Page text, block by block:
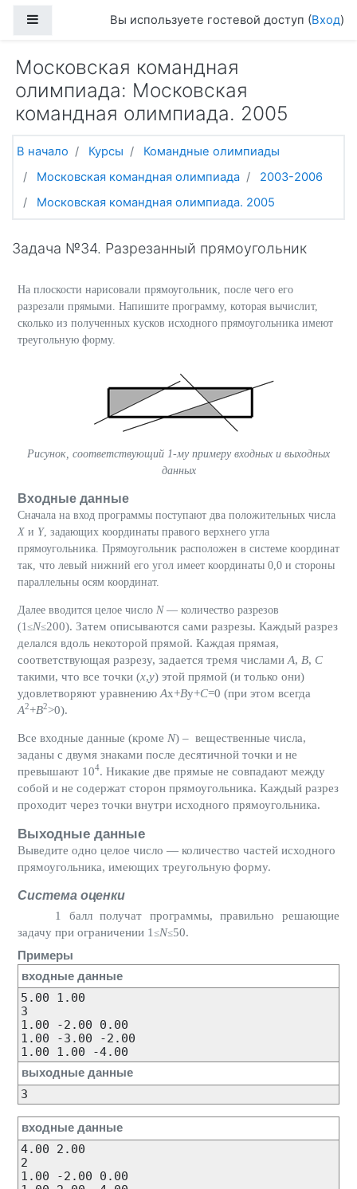
Боковая панельВы используете гостевой доступ (Вход)
Московская командная
олимпиада: Московская
командная олимпиада. 2005
В начало Курсы
Командные олимпиады
Московская командная олимпиада
2003-2006
Московская командная олимпиада. 2005
Задача №34. Разрезанный прямоугольник
На плоскости нарисовали прямоугольник, после чего его
разрезали прямыми. Напишите программу, которая вычислит,
сколько из полученных кусков исходного прямоугольника имеют
треугольную форму.
Рисунок, соответствующий 1-му примеру входных и выходных
данных
Входные данные
Сначала на вход программы поступают два положительных числа
X и Y, задающих координаты правого верхнего угла
прямоугольника. Прямоугольник расположен в системе координат
так, что левый нижний его угол имеет координаты 0,0 и стороны
параллельны осям координат.
Далее вводится целое число N— количество разрезов
(1 ≤N≤200). Затем описываются сами разрезы. Каждый разрез
делался вдоль некоторой прямой. Каждая прямая,
соответствующая разрезу, задается тремя числами A, B, C
такими, что все точки (x,y) этой прямой (и только они)
удовлетворяют уравнению Ax+By+C=0 (при этом всегда
A2+B2>0).
Все входные данные (кроме N) – вещественные числа,
заданы с двумя знаками после десятичной точки и не
превышают 104. Никакие две прямые не совпадают между
собой и не содержат сторон прямоугольника. Каждый разрез
проходит через точки внутри исходного прямоугольника.
Выходные данные
Выведите одно целое число — количество частей исходного
прямоугольника, имеющих треугольную форму.
Система оценки
1 балл получат программы, правильно решающие
задачу при ограничении 1≤N≤50.
Примеры
входные данные
5.00 1.00
3
1.00 -2.00 0.00
1.00 -3.00 -2.00
выходные данные
входные данные
4.00 2.00
2
1.00 -2.00 0.00